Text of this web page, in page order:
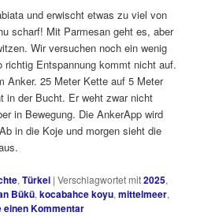
und erwischt etwas zu viel von
scharf! Mit Parmesan geht es, aber
Wir versuchen noch ein wenig
Entspannung kommt nicht auf.
Anker. 25 Meter Kette auf 5 Meter
in der Bucht. Er weht zwar nicht
in Bewegung. Die AnkerApp wird
in die Koje und morgen sieht die
,Türkei |Verschlagwortet mit2025,
Bükü,kocabahce koyu,mittelmeer,
einen Kommentar